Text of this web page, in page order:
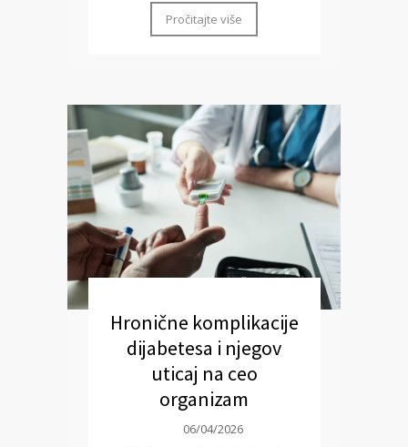
Pročitajte više
Hronične komplikacije
dijabetesa i njegov
uticaj na ceo
organizam
06/04/2026